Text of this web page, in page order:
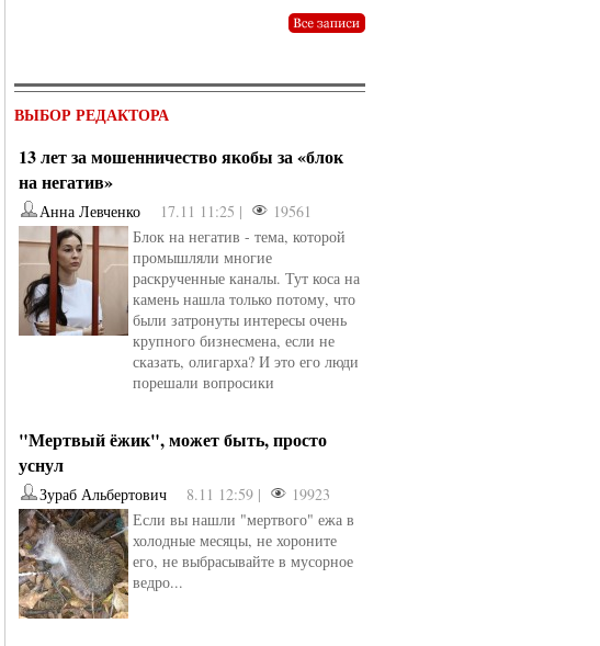
ВЫБОР РЕДАКТОРА
13 лет за мошенничество якобы за «блок
на негатив»
Анна Левченко 17.11 11:25 |
19561
Блок на негатив - тема, которой
промышляли многие
раскрученные каналы. Тут коса на
камень нашла только потому, что
были затронуты интересы очень
крупного бизнесмена, если не
сказать, олигарха? И это его люди
порешали вопросики
"Мертвый ёжик", может быть, просто
уснул
Зураб Альбертович 8.11 12:59 |
19923
Если вы нашли "мертвого" ежа в
холодные месяцы, не хороните
его, не выбрасывайте в мусорное
ведро...